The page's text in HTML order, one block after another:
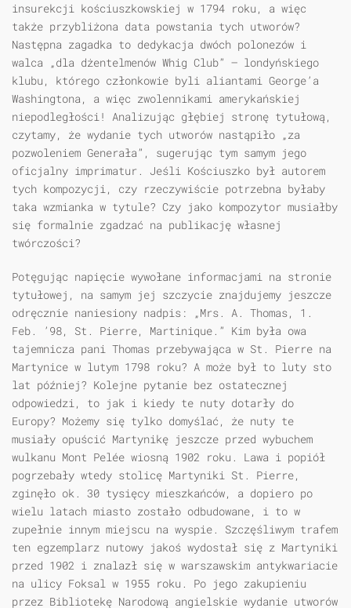
insurekcji kościuszkowskiej w 1794 roku, a więc
także przybliżona data powstania tych utworów?
Następna zagadka to dedykacja dwóch polonezów i
walca „dla dżentelmenów Whig Club” – londyńskiego
klubu, którego członkowie byli aliantami George’a
Washingtona, a więc zwolennikami amerykańskiej
niepodległości! Analizując głębiej stronę tytułową,
czytamy, że wydanie tych utworów nastąpiło „za
pozwoleniem Generała”, sugerując tym samym jego
oficjalny imprimatur. Jeśli Kościuszko był autorem
tych kompozycji, czy rzeczywiście potrzebna byłaby
taka wzmianka w tytule? Czy jako kompozytor musiałby
się formalnie zgadzać na publikację własnej
twórczości?
Potęgując napięcie wywołane informacjami na stronie
tytułowej, na samym jej szczycie znajdujemy jeszcze
odręcznie naniesiony nadpis: „Mrs. A. Thomas, 1.
Feb. ’98, St. Pierre, Martinique.” Kim była owa
tajemnicza pani Thomas przebywająca w St. Pierre na
Martynice w lutym 1798 roku? A może był to luty sto
lat później? Kolejne pytanie bez ostatecznej
odpowiedzi, to jak i kiedy te nuty dotarły do
Europy? Możemy się tylko domyślać, że nuty te
musiały opuścić Martynikę jeszcze przed wybuchem
wulkanu Mont Pelée wiosną 1902 roku. Lawa i popiół
pogrzebały wtedy stolicę Martyniki St. Pierre,
zginęło ok. 30 tysięcy mieszkańców, a dopiero po
wielu latach miasto zostało odbudowane, i to w
zupełnie innym miejscu na wyspie. Szczęśliwym trafem
ten egzemplarz nutowy jakoś wydostał się z Martyniki
przed 1902 i znalazł się w warszawskim antykwariacie
na ulicy Foksal w 1955 roku. Po jego zakupieniu
przez Bibliotekę Narodową angielskie wydanie utworów